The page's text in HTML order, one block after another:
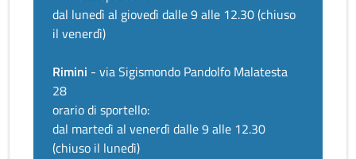
dal lunedì al giovedì dalle 9 alle 12.30 (chiuso
il venerdì)
Rimini - via Sigismondo Pandolfo Malatesta
28
orario di sportello:
dal martedì al venerdì dalle 9 alle 12.30
(chiuso il lunedì)